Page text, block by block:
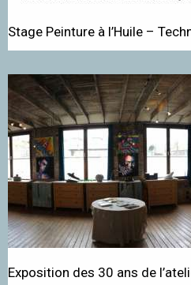
Stage Peinture à l’Huile –
Exposition des 30 ans de